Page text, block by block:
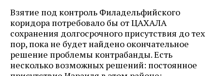
Взятие под контроль Филадельфийского
коридора потребовало бы от ЦАХАЛА
сохранения долгосрочного присутствия до тех
пор, пока не будет найдено окончательное
решение проблемы контрабанды. Есть
несколько возможных решений: постоянное